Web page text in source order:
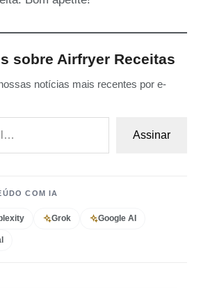
sobre Airfryer Receitas
notícias mais recentes por e-
Assinar
COM IA
Grok Google AI